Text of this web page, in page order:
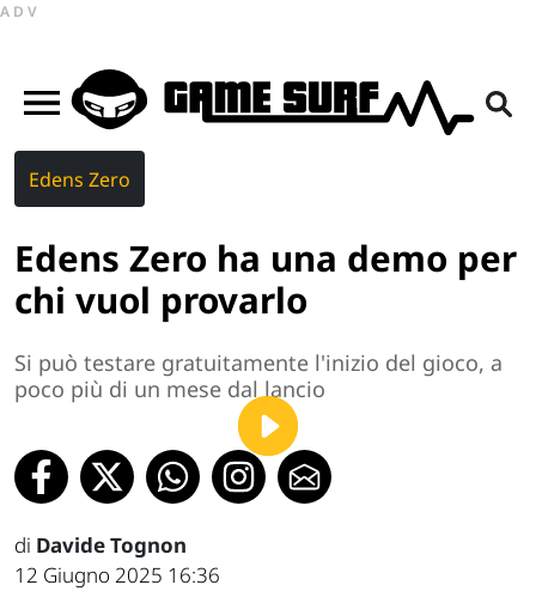
ADV
Edens Zero
Edens Zero ha una demo per
chi vuol provarlo
Si può testare gratuitamente l'inizio del gioco, a
poco più di un mese dal lancio
di Davide Tognon
12 Giugno 2025 16:36